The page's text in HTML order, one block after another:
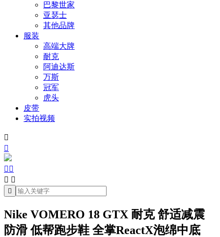
巴黎世家
亚瑟士
其他品牌
服装
高端大牌
耐克
阿迪达斯
万斯
冠军
虎头
皮带
实拍视频


 
 

Nike VOMERO 18 GTX 耐克 舒适减震
防滑 低帮跑步鞋 全掌ReactX泡绵中底